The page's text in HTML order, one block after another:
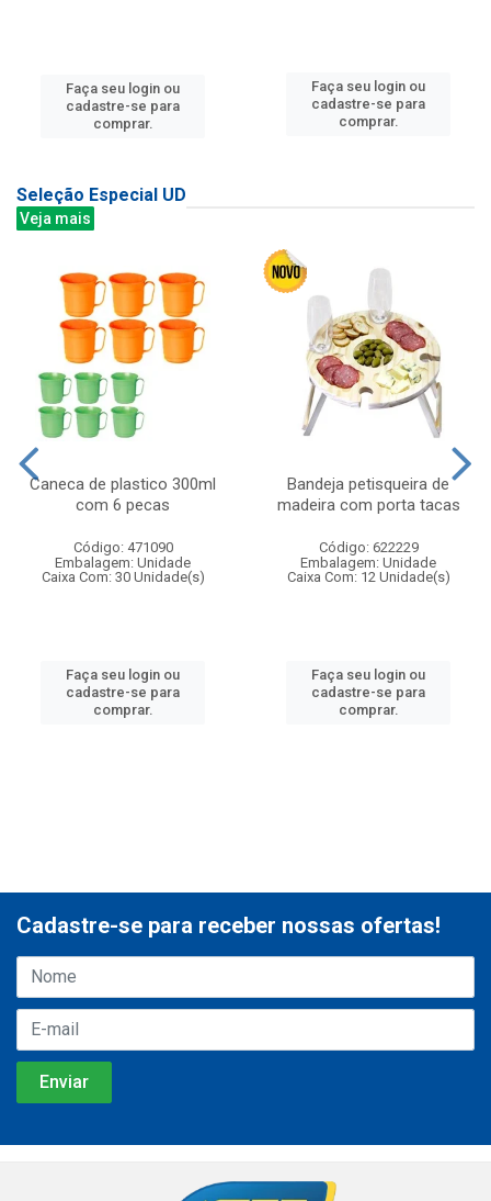
Faça seu login ou
cadastre-se para
comprar.
Faça seu login ou
cadastre-se para
comprar.
Seleção Especial UD
Veja mais
Caneca de plastico 300ml
com 6 pecas
Código: 471090
Embalagem: Unidade
Caixa Com: 30 Unidade(s)
Faça seu login ou
cadastre-se para
comprar.
Bandeja petisqueira de
madeira com porta tacas
Código: 622229
Embalagem: Unidade
Caixa Com: 12 Unidade(s)
Faça seu login ou
cadastre-se para
comprar.
Cadastre-se para receber nossas ofertas!